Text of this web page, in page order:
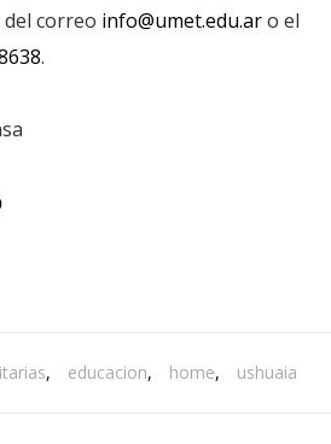
correo info@umet.edu.aro el
.
, educacion, home, ushuaia